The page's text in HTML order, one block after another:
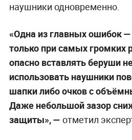
наушники одновременно.
«Одна из главных ошибок
только при самых громких
опасно вставлять беруши
использовать наушники
шапки либо очков с
Даже небольшой зазор
защиты», — отметил